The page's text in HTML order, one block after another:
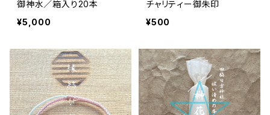
御神水／箱入り20本
¥5,000
チャリティー御朱印
¥500